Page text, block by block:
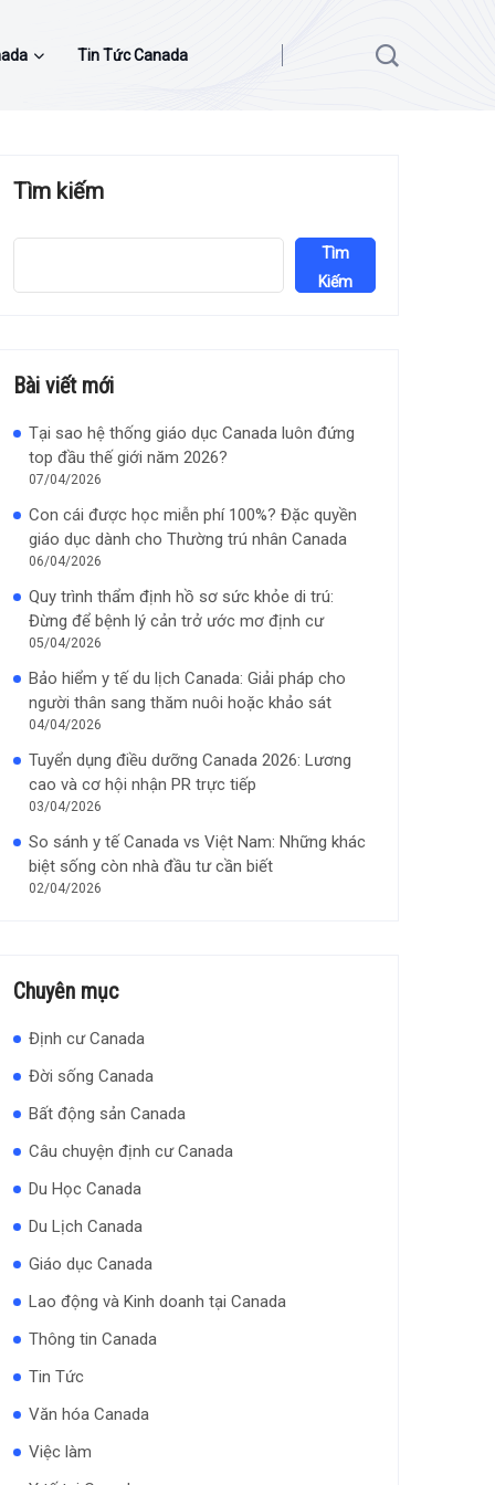
Tin Tức Canada
Tìm kiếm
Tìm
Kiếm
Bài viết mới
Tại sao hệ thống giáo dục Canada luôn đứng
top đầu thế giới năm 2026?
07/04/2026
Con cái được học miễn phí 100%? Đặc quyền
giáo dục dành cho Thường trú nhân Canada
06/04/2026
Quy trình thẩm định hồ sơ sức khỏe di trú:
Đừng để bệnh lý cản trở ước mơ định cư
05/04/2026
Bảo hiểm y tế du lịch Canada: Giải pháp cho
người thân sang thăm nuôi hoặc khảo sát
04/04/2026
Tuyển dụng điều dưỡng Canada 2026: Lương
cao và cơ hội nhận PR trực tiếp
03/04/2026
So sánh y tế Canada vs Việt Nam: Những khác
biệt sống còn nhà đầu tư cần biết
02/04/2026
Chuyên mục
Định cư Canada
Đời sống Canada
Bất động sản Canada
Câu chuyện định cư Canada
Du Học Canada
Du Lịch Canada
Giáo dục Canada
Lao động và Kinh doanh tại Canada
Thông tin Canada
Tin Tức
Văn hóa Canada
Việc làm